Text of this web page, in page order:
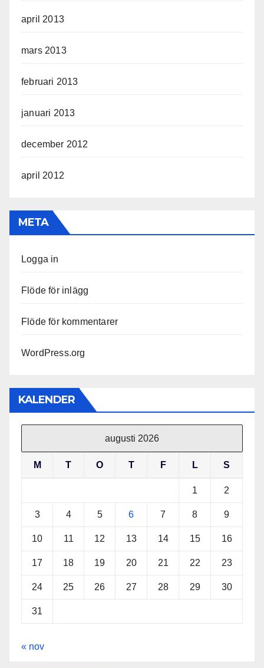
april 2013
mars 2013
februari 2013
januari 2013
december 2012
april 2012
META
Logga in
Flöde för inlägg
Flöde för kommentarer
WordPress.org
KALENDER
augusti 2026
M T O T F L S
1 2
3 4 5 6 7 8 9
10 11 12 13 14 15 16
17 18 19 20 21 22 23
24 25 26 27 28 29 30
31
« nov